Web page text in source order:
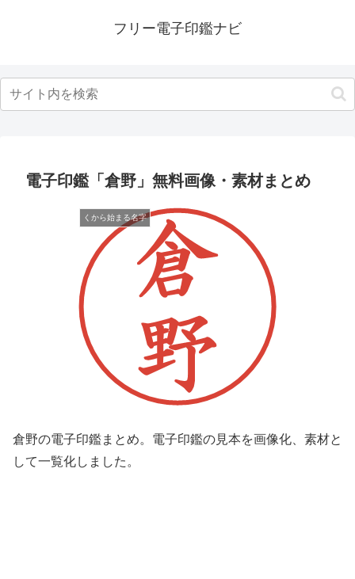
フリー電子印鑑ナビ
電子印鑑「倉野」無料画像・素材まとめ
くから始まる名字
倉野の電子印鑑まとめ。電子印鑑の見本を画像化、素材と
して一覧化しました。